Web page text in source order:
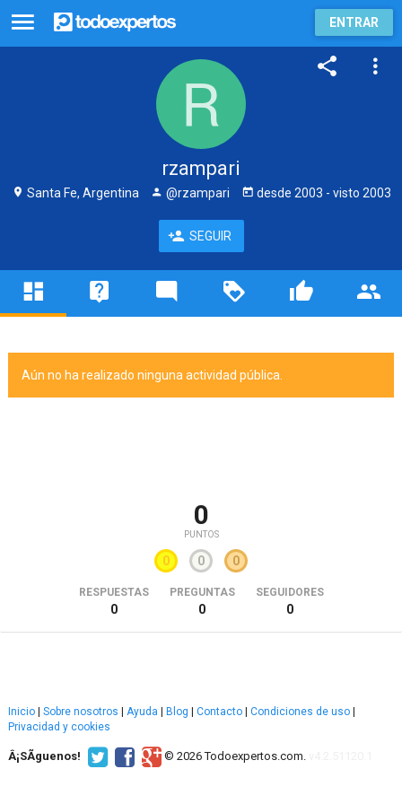
ENTRAR
rzampari
Santa Fe, Argentina @rzampari desde 2003 - visto 2003
SEGUIR
Aún no ha realizado ninguna actividad pública.
0
PUNTOS
0 0 0
RESPUESTAS
0
PREGUNTAS
0
SEGUIDORES
0
Inicio Sobre nosotros Ayuda Blog Contacto Condiciones de uso
Privacidad y cookies
Â¡SÃ­guenos! © 2026 Todoexpertos.com.